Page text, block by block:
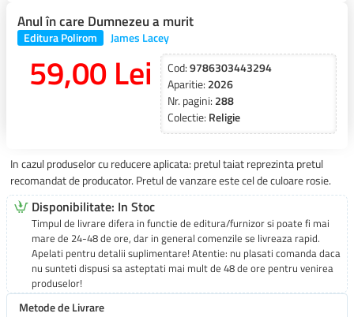
Anul în care Dumnezeu a murit
Editura Polirom James Lacey
59,00 Lei Cod:9786303443294
Aparitie: 2026
Nr. pagini: 288
Colectie: Religie
Metode de Livrare
In cazul produselor cu reducere aplicata: pretul taiat reprezinta pretul
recomandat de producator. Pretul de vanzare este cel de culoare rosie.
Disponibilitate: In Stoc
Timpul de livrare difera in functie de editura/furnizor si poate fi mai
mare de 24-48 de ore, dar in general comenzile se livreaza rapid.
Apelati pentru detalii suplimentare! Atentie: nu plasati comanda daca
nu sunteti dispusi sa asteptati mai mult de 48 de ore pentru venirea
produselor!